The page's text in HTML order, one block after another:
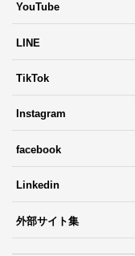
YouTube
LINE
TikTok
Instagram
facebook
Linkedin
外部サイト集